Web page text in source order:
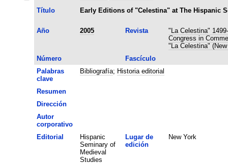
Título
Early Editions of "Celestina" at The Hispanic
Año 2005 Revista
"La Celestina"
Congress in
"La Celestina"
Número
Fascículo
Palabras
clave
Bibliografía; Historia editorial
Resumen
Dirección
Autor
corporativo
Editorial
Hispanic
Seminary of
Medieval
Studies
Lugar de
edición
New York